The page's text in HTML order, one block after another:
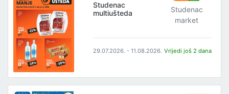
Studenac
multiušteda
Studenac
market
29.07.2026. - 11.08.2026. Vrijedi još 2 dana